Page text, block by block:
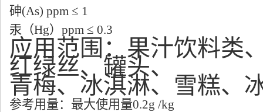
砷(As) ppm ≤ 1
汞（Hg） ppm ≤ 0.3
应用范围：果汁饮料类
红绿丝、罐头、
青梅、冰淇淋、雪糕、
参考用量：最大使用量0.2g /kg